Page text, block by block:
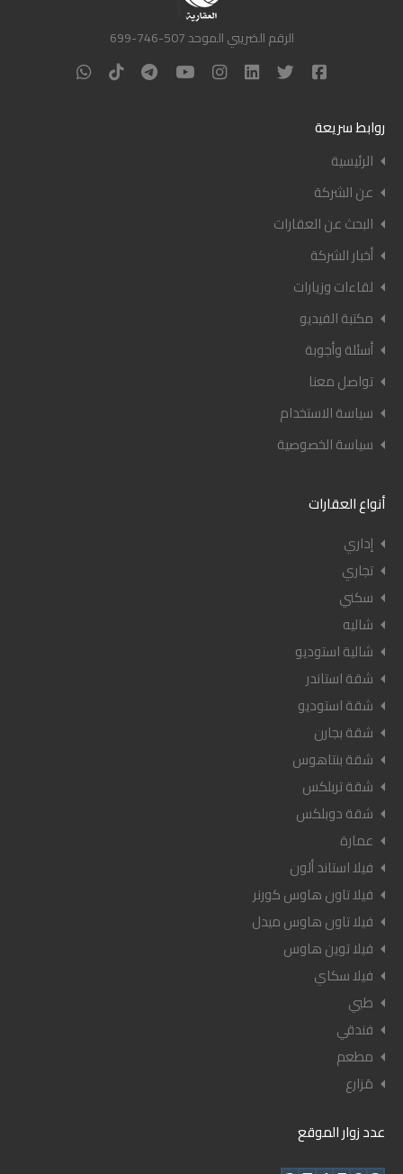
الرقم الضريبي الموحد 507-746-699
روابط سريعة
الرئيسية
عن الشركة
البحث عن العقارات
أخبار الشركة
لقاءات وزيارات
مكتبة الفيديو
أسئلة وأجوبة
تواصل معنا
سياسة الاستخدام
سياسة الخصوصية
أنواع العقارات
إداري
تجاري
سكني
شاليه
شالية استوديو
شقة استاندر
شقة استوديو
شقة بجارن
شقة بنتاهوس
شقة تربلكس
شقة دوبلكس
عمارة
فيلا استاند ألون
فيلا تاون هاوس كورنر
فيلا تاون هاوس ميدل
فيلا توين هاوس
فيلا سكاي
طبي
فندقي
مطعم
مَزارع
عدد زوار الموقع